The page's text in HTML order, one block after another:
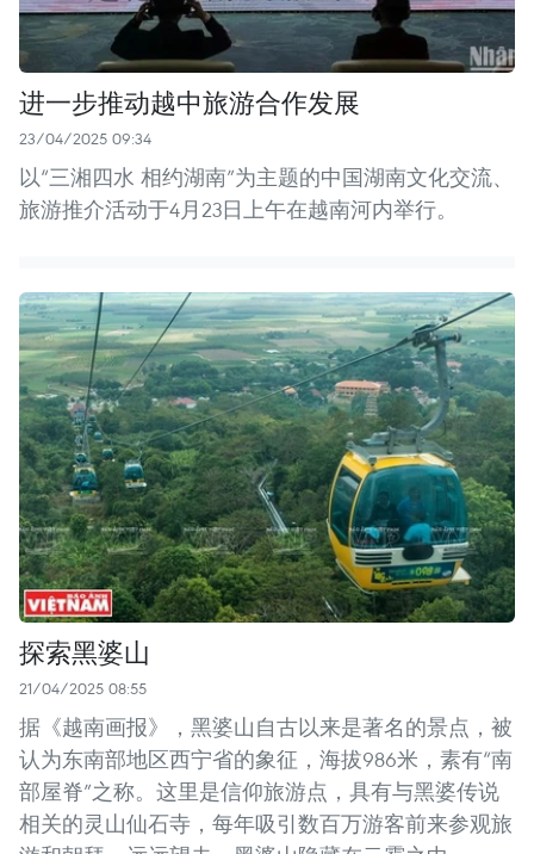
进一步推动越中旅游合作发展
23/04/2025 09:34
以“三湘四水 相约湖南”为主题的中国湖南文化交流、
旅游推介活动于4月23日上午在越南河内举行。
探索黑婆山
21/04/2025 08:55
据《越南画报》，黑婆山自古以来是著名的景点，被
认为东南部地区西宁省的象征，海拔986米，素有“南
部屋脊”之称。这里是信仰旅游点，具有与黑婆传说
相关的灵山仙石寺，每年吸引数百万游客前来参观旅